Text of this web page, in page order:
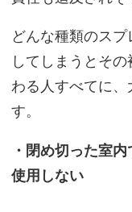
どんな種類のス
してしまうとそ
わる人すべてに
す。
・閉め切った室
使用しない